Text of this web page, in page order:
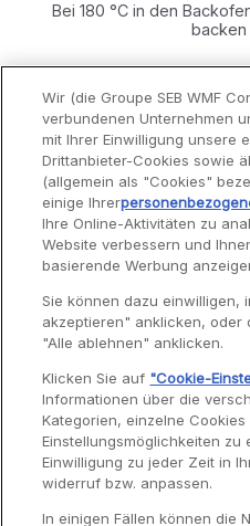
Bei 180 °C in den
backen
Schokosplitter oder
Häufig
Wir (die Groupe SEB WMF
verbundenen Unternehmen
mit Ihrer Einwilligung unsere
Drittanbieter-Cookies sowie
(allgemein als "Cookies"
einige Ihrer
Ihre Online-Aktivitäten zu
Website verbessern und
basierende Werbung
Sie können dazu einwilligen,
akzeptieren" anklicken, oder
"Alle ablehnen" anklicken.
Klicken Sie auf "Cookie-
Informationen über die
Kategorien, einzelne
Einstellungsmöglichkeiten zu
Einwilligung zu jeder Zeit in
widerruf bzw. anpassen.
In einigen Fällen können die